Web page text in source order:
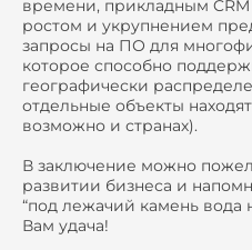
времени, прикладным
ростом и укрупнением
запросы на ПО для
которое способно
географически
отдельные объекты
возможно и странах).
В заключение можно
развитии бизнеса и
“под лежачий камень вода
Вам удача!